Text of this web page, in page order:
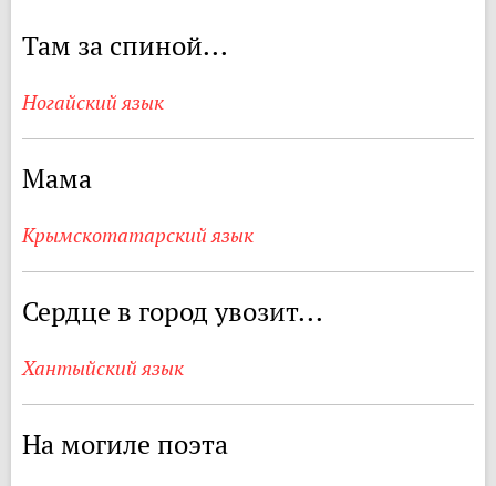
Там за спиной...
Ногайский язык
Мама
Крымскотатарский язык
Сердце в город увозит...
Хантыйский язык
На могиле поэта